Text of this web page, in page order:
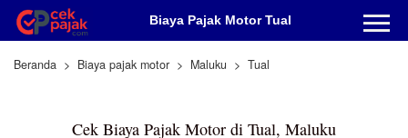
Biaya Pajak Motor Tual
Beranda Biaya pajak motor Maluku Tual
Cek Biaya Pajak Motor di Tual, Maluku